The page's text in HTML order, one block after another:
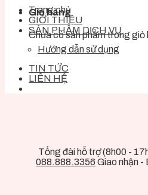
Giỏ hàng
Chưa có sản phẩm trong giỏ
Trang chủ
GIỚI THIỆU
SẢN PHẨM DỊCH VỤ
Hướng dẫn sử dụng
TIN TỨC
LIÊN HỆ
Tổng đài hỗ trợ (8h00 -
088.888.3356 Giao nhận -